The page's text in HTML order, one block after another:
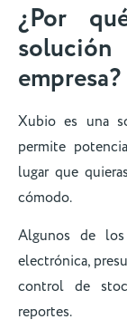
¿Por
empresa?
Xubio es una
permite
lugar que
cómodo.
Algunos de
electrónica,
control de
reportes.